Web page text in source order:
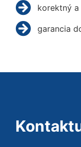
korektný
garancia